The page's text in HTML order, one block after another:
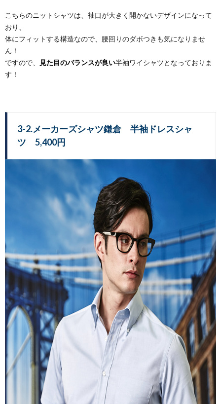
こちらのニットシャツは、袖口が大きく開かないデザインになって
おり、
体にフィットする構造なので、腰回りのダボつきも気になりませ
ん！
ですので、
見た目のバランスが良い半袖ワイシャツとなっておりま
す！
3-2.メーカーズシャツ鎌倉 半袖ドレスシャ
ツ 5,400円